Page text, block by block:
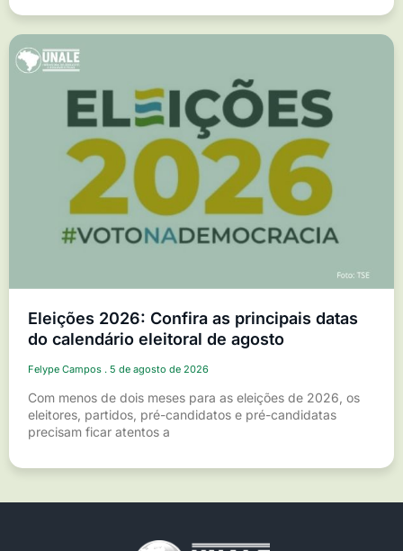
Eleições 2026: Confira as principais datas
do calendário eleitoral de agosto
Felype Campos 5 de agosto de 2026
Com menos de dois meses para as eleições de 2026, os
eleitores, partidos, pré-candidatos e pré-candidatas
precisam ficar atentos a